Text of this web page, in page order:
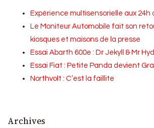
Expérience multisensorielle aux 24h
Le Moniteur Automobile fait son
kiosques et maisons de la presse
Essai Abarth 600e : Dr Jekyll & Mr
Essai Fiat : Petite Panda devient
Northvolt : C’est la faillite
Archives